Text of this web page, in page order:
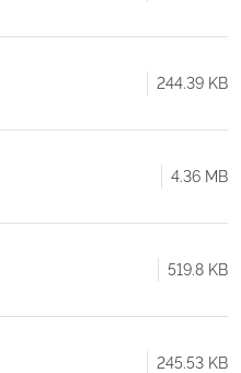
244.39 KB
4.36 MB
519.8 KB
245.53 KB